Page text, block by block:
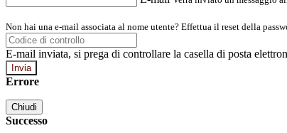
Non hai una e-mail associata al nome utente? Effettua il reset della
E-mail inviata, si prega di controllare la casella di posta
Errore
Chiudi
Successo